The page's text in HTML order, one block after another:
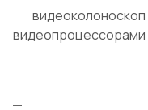
видеоколоноскоп
видеопроцессорами